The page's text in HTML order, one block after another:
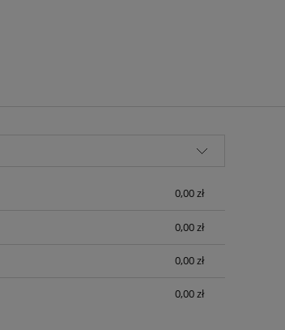
0,00 zł
0,00 zł
0,00 zł
0,00 zł